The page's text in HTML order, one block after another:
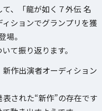
て、「龍が如く７外伝 名
ションでグランプリを獲
場。
て振り返ります。
作出演者オーディション
表された“新作”の存在です